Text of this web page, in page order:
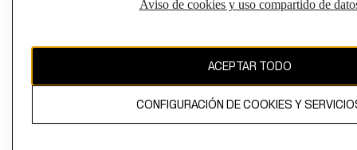
propiedad de H&M Hennes & Mauritz AB
Aviso de cookies y uso compartido de
ACEPTAR TODO
CONFIGURACIÓN DE COOKIES Y